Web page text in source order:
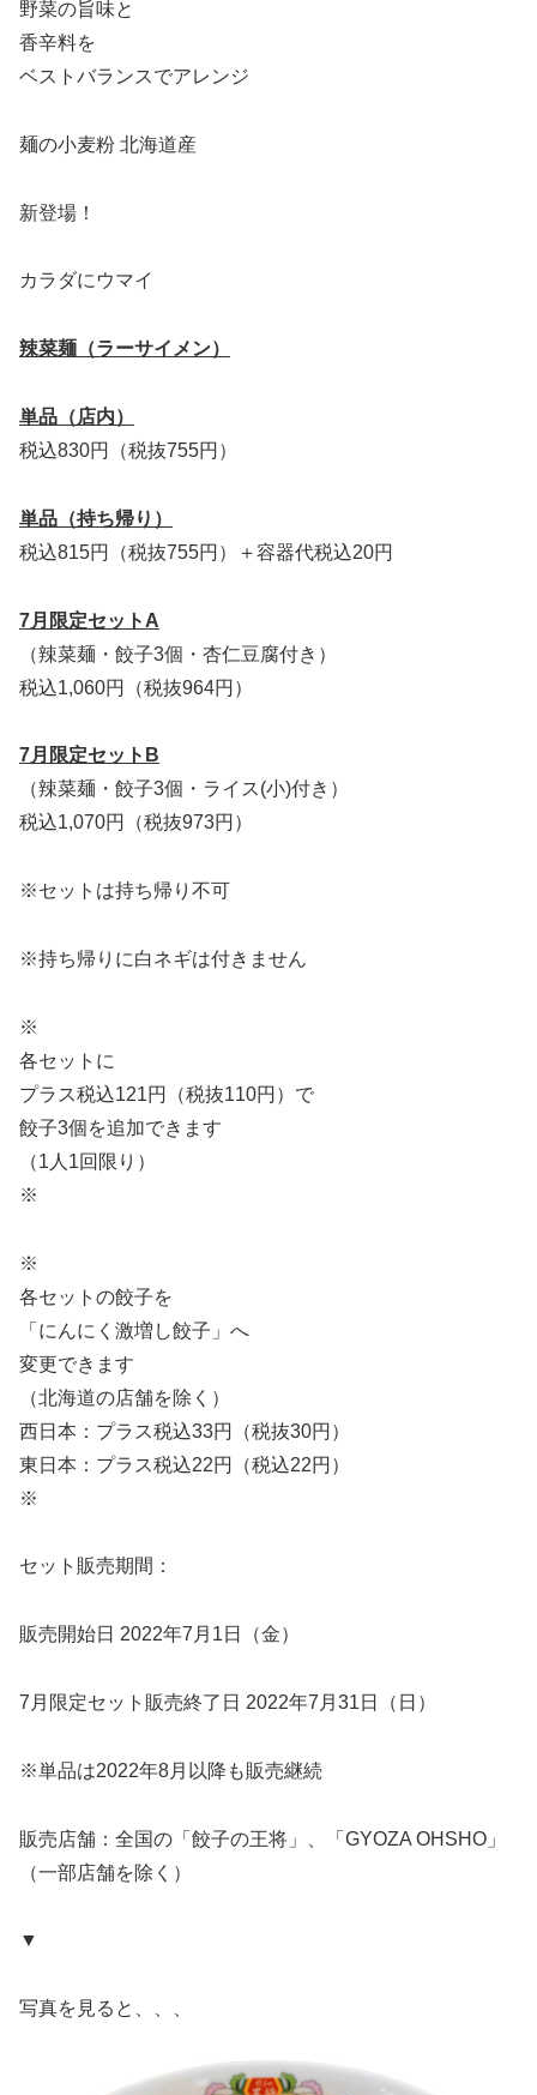
野菜の旨味と
香辛料を
ベストバランスでアレンジ
麺の小麦粉 北海道産
新登場！
カラダにウマイ
辣菜麺（ラーサイメン）
単品（店内）
税込830円（税抜755円）
単品（持ち帰り）
税込815円（税抜755円）＋容器代税込20円
7月限定セットA
（辣菜麺・餃子3個・杏仁豆腐付き）
税込1,060円（税抜964円）
7月限定セットB
（辣菜麺・餃子3個・ライス(小)付き）
税込1,070円（税抜973円）
※セットは持ち帰り不可
※持ち帰りに白ネギは付きません
※
各セットに
プラス税込121円（税抜110円）で
餃子3個を追加できます
（1人1回限り）
※
※
各セットの餃子を
「にんにく激増し餃子」へ
変更できます
（北海道の店舗を除く）
西日本：プラス税込33円（税抜30円）
東日本：プラス税込22円（税込22円）
※
セット販売期間：
販売開始日 2022年7月1日（金）
7月限定セット販売終了日 2022年7月31日（日）
※単品は2022年8月以降も販売継続
販売店舗：全国の「餃子の王将」、「GYOZA OHSHO」
（一部店舗を除く）
▼
写真を見ると、、、